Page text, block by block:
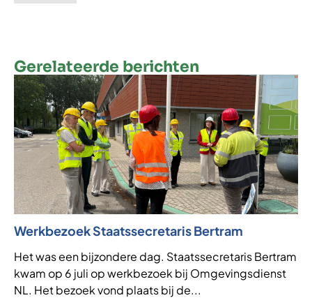
Gerelateerde berichten
Werkbezoek Staatssecretaris Bertram
Het was een bijzondere dag. Staatssecretaris Bertram
kwam op 6 juli op werkbezoek bij Omgevingsdienst
NL. Het bezoek vond plaats bij de...